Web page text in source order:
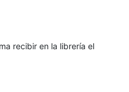
recibir en la librería el